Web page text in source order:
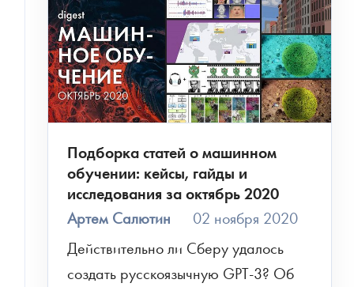
Подборка статей о машинном
обучении: кейсы, гайды и
исследования за октябрь 2020
Артем Салютин
02 ноября 2020
Действительно ли Сберу удалось
создать русскоязычную GPT-3? Об